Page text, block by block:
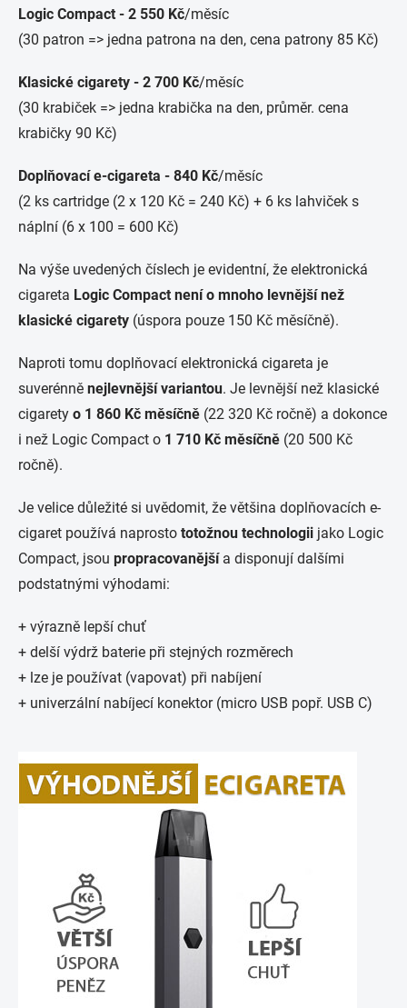
Logic Compact - 2 550 Kč/měsíc
(30 patron => jedna patrona na den, cena patrony 85 Kč)
Klasické cigarety - 2 700 Kč/měsíc
(30 krabiček => jedna krabička na den, průměr. cena
krabičky 90 Kč)
Doplňovací e-cigareta - 840 Kč/měsíc
(2 ks cartridge (2 x 120 Kč = 240 Kč) + 6 ks lahviček s
náplní (6 x 100 = 600 Kč)
Na výše uvedených číslech je evidentní, že elektronická
cigareta Logic Compact není o mnoho levnější než
klasické cigarety (úspora pouze 150 Kč měsíčně).
Naproti tomu doplňovací elektronická cigareta je
suverénně nejlevnější variantou. Je levnější než klasické
cigarety o 1 860 Kč měsíčně (22 320 Kč ročně) a dokonce
i než Logic Compact o 1 710 Kč měsíčně (20 500 Kč
ročně).
Je velice důležité si uvědomit, že většina doplňovacích e-
cigaret používá naprosto totožnou technologii jako Logic
Compact, jsou propracovanějšía disponují dalšími
podstatnými výhodami:
+ výrazně lepší chuť
+ delší výdrž baterie při stejných rozměrech
+ lze je používat (vapovat) při nabíjení
+ univerzální nabíjecí konektor (micro USB popř. USB C)